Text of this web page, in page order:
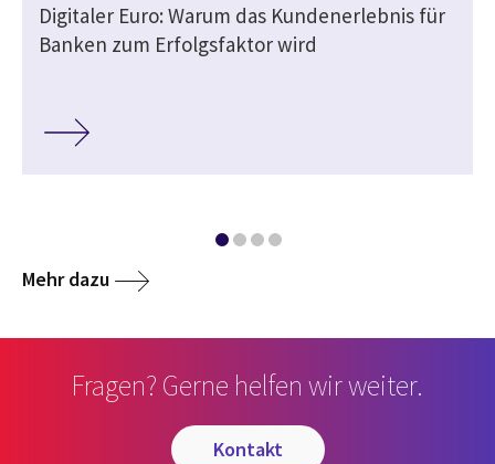
Digitaler Euro: Warum das Kundenerlebnis für
Banken zum Erfolgsfaktor wird
Mehr dazu
Fragen? Gerne helfen wir weiter.
kontakt